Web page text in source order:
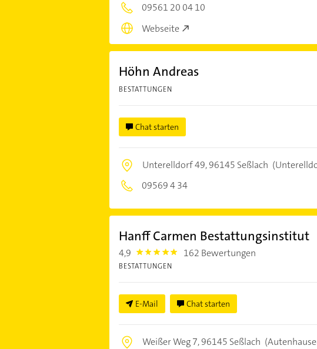
09561 20 04 10
Webseite
Höhn Andreas
BESTATTUNGEN
Chat starten
Unterelldorf 49,96145 Seßlach
09569 4 34
Hanff Carmen Bestattungsinstitut
4,9 4.9 162 Bewertungen
BESTATTUNGEN
E-Mail Chat starten
Weißer Weg 7,96145 Seßlach